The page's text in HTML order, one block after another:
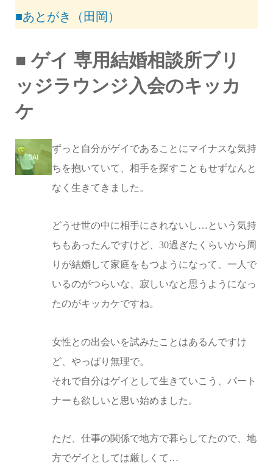
■あとがき（田岡）
■ ゲイ 専用結婚相談所ブリ
ッジラウンジ入会のキッカ
ケ
ずっと自分がゲイであることにマイナスな気持
ちを抱いていて、相手を探すこともせずなんと
なく生きてきました。
どうせ世の中に相手にされないし…という気持
ちもあったんですけど、30過ぎたくらいから周
りが結婚して家庭をもつようになって、一人で
いるのがつらいな、寂しいなと思うようになっ
たのがキッカケですね。
女性との出会いを試みたことはあるんですけ
ど、やっぱり無理で。
それで自分はゲイとして生きていこう、パート
ナーも欲しいと思い始めました。
ただ、仕事の関係で地方で暮らしてたので、地
方でゲイとしては厳しくて…